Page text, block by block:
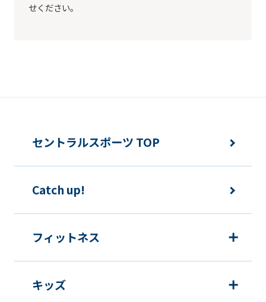
せください。
セントラルスポーツ TOP
Catch up!
フィットネス
キッズ